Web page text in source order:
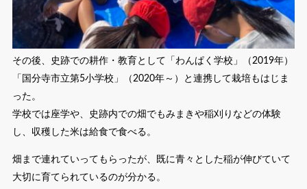
その後、史跡での耕作・教育として「わんぱく学校」（2019年）
「国分寺市立第5小学校」（2020年～）と連携して栽培もはじま
った。
学校では座学や、史跡内での畑でもみまきや稲刈りなどの体験
し、収穫した米は給食で食べる。
畑まで連れていってもらったが、既に青々とした稲が伸びていて
大切に育てられているのが分かる。